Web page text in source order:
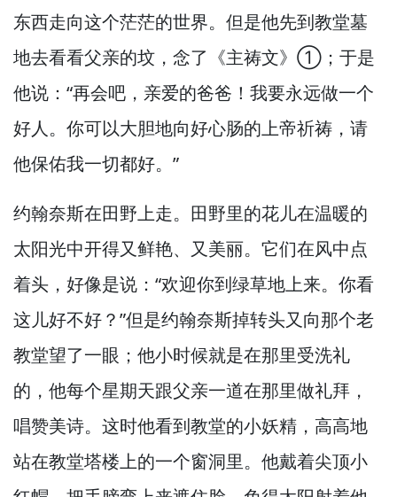
东西走向这个茫茫的世界。 但是他先到教堂墓
地去看看父亲的坟， 念了《主祷文》①；于是
他说：“再会吧， 亲爱的爸爸！ 我要永远做一个
好人。 你可以大胆地向好心肠的上帝祈祷， 请
他保佑我一切都好。”
约翰奈斯在田野上走。 田野里的花儿在温暖的
太阳光中开得又鲜艳、又美丽。 它们在风中点
着头， 好像是说：“欢迎你到绿草地上来。 你看
这儿好不好？”但是约翰奈斯掉转头又向那个老
教堂望了一眼；他小时候就是在那里受洗礼
的， 他每个星期天跟父亲一道在那里做礼拜，
唱赞美诗。 这时他看到教堂的小妖精， 高高地
站在教堂塔楼上的一个窗洞里。 他戴着尖顶小